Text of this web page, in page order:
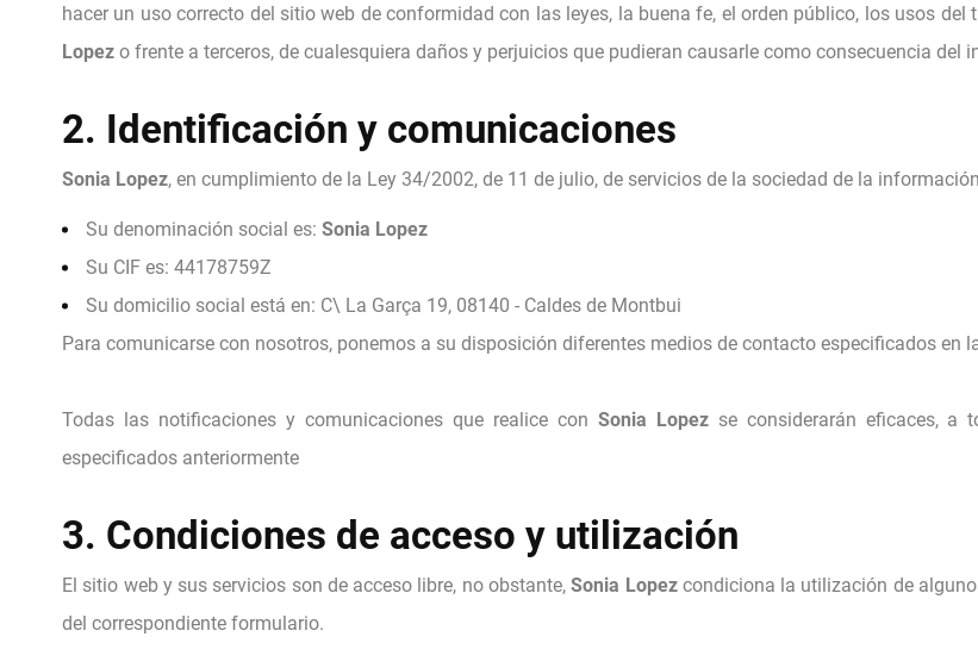
hacer un uso correcto del sitio web de conformidad con las leyes, la buena fe, el orden público, los usos
Lopez o frente a terceros, de cualesquiera daños y perjuicios que pudieran causarle como consecuencia del
2. Identificación y comunicaciones
Sonia Lopez, en cumplimiento de la Ley 34/2002, de 11 de julio, de servicios de la sociedad de la
Su denominación social es: Sonia Lopez
Su CIF es: 44178759Z
Su domicilio social está en: C\ La Garça 19, 08140 - Caldes de Montbui
Para comunicarse con nosotros, ponemos a su disposición diferentes medios de contacto especificados en
Todas las notificaciones y comunicaciones que realice con Sonia Lopezse considerarán eficaces, a
especificados anteriormente
3. Condiciones de acceso y utilización
El sitio web y sus servicios son de acceso libre, no obstante,Sonia Lopezcondiciona la utilización de
del correspondiente formulario.